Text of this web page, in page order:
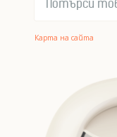
Карта на сайта